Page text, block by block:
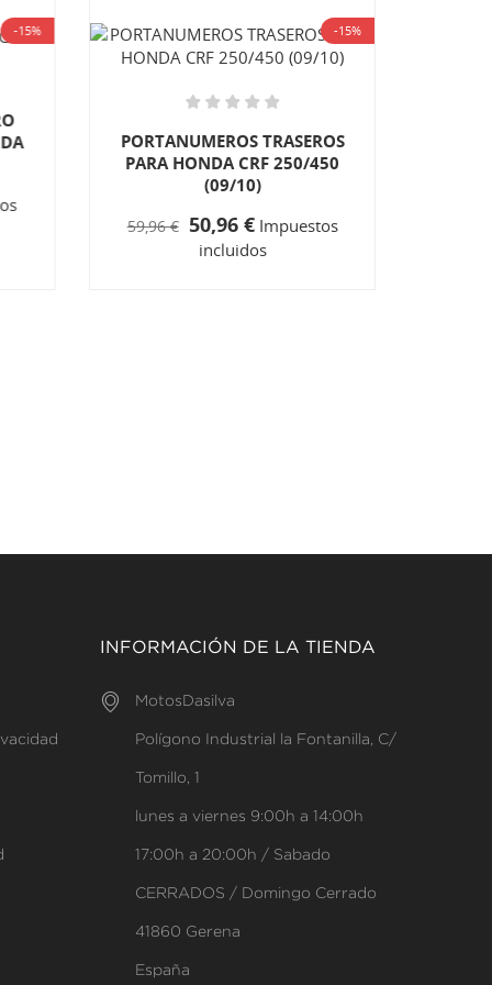
-15% -15%
PORTANUMEROS TRASEROS
PARA HONDA CRF 250/450
(09/10)
59,96 € 50,96 €Impuestos
incluidos
INFORMACIÓN DE LA TIENDA
MotosDasilva
Polígono Industrial la Fontanilla, C/
Tomillo, 1
lunes a viernes 9:00h a 14:00h
17:00h a 20:00h / Sabado
CERRADOS / Domingo Cerrado
41860 Gerena
España